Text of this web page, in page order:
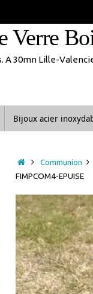
congés jusque 18
Verre
A 30mn Lille-
Bijoux acier
AccueilCommunion
FIMPCOM4-EPUISE